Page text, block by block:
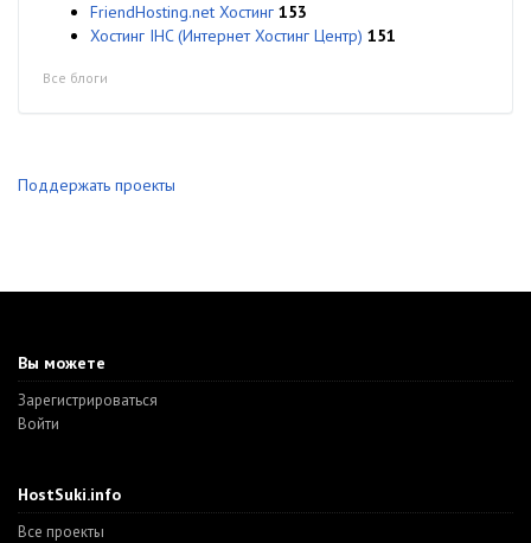
FriendHosting.net Хостинг 153
Хостинг IHC (Интернет Хостинг Центр) 151
Все блоги
Поддержать проекты
Вы можете
Зарегистрироваться
Войти
HostSuki.info
Все проекты